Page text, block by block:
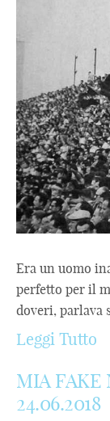
Era un uomo
perfetto per il
doveri, parlava
Leggi Tutto
MIA FAKE
24.06.2018